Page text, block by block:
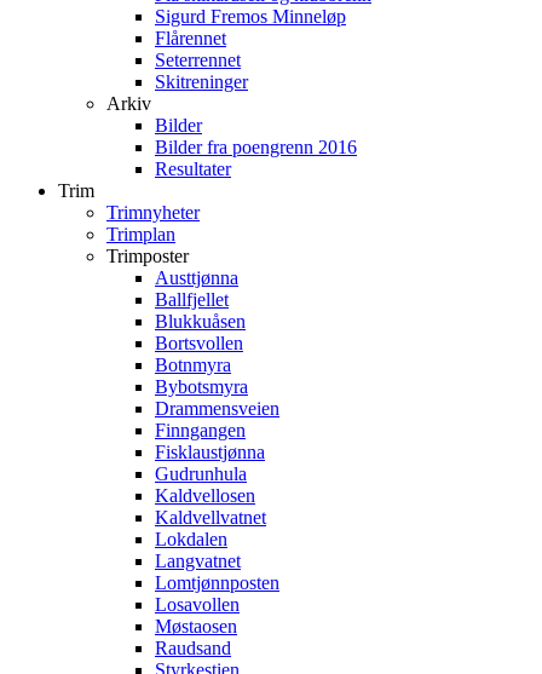
Sigurd Fremos Minneløp
Flårennet
Seterrennet
Skitreninger
Arkiv
Bilder
Bilder fra poengrenn 2016
Resultater
Trim
Trimnyheter
Trimplan
Trimposter
Austtjønna
Ballfjellet
Blukkuåsen
Bortsvollen
Botnmyra
Bybotsmyra
Drammensveien
Finngangen
Fisklaustjønna
Gudrunhula
Kaldvellosen
Kaldvellvatnet
Lokdalen
Langvatnet
Lomtjønnposten
Losavollen
Møstaosen
Raudsand